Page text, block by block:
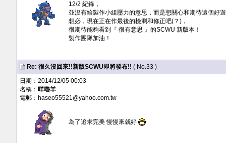
12/2 紀錄，
並沒有給製作小組壓力的意思，而是想關心和期待這個好
想必，現在正在作最後的檢測和修正吧(？)，
很期待能夠看到『 很有意思 』的SCWU 新版本！
製作團隊加油！
Re: 很久沒回來!!新版SCWU即將發布!! ( No.33 )
日期：2014/12/05 00:03
名稱： 咩嚕羊
電郵： haseo55521@yahoo.com.tw
為了追求完美 慢慢來就好